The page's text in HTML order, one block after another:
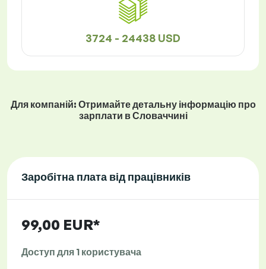
3724 - 24438 USD
Для компаній: Отримайте детальну інформацію про
зарплати в Словаччині
Заробітна плата від працівників
99,00 EUR*
Доступ для 1 користувача